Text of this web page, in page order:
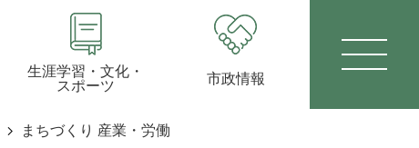
生涯学習・文化・
スポーツ
市政情報
まちづくり 産業・労働